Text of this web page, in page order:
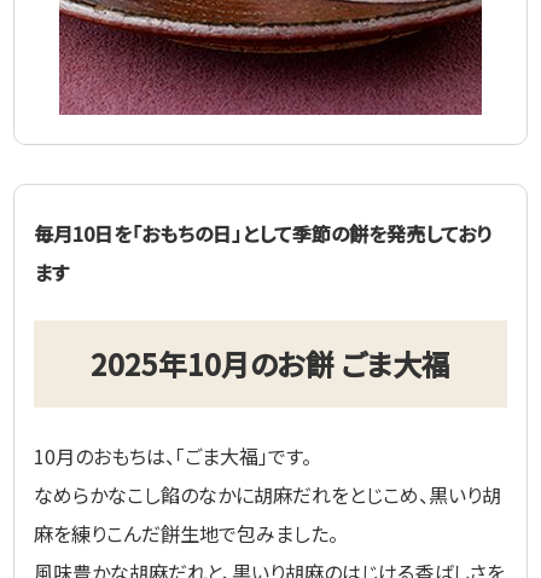
毎月10日を「おもちの日」として季節の餅を発売しており
ます
2025年10月のお餅 ごま大福
10月のおもちは、「ごま大福」です。
なめらかなこし餡のなかに胡麻だれをとじこめ、黒いり胡
麻を練りこんだ餅生地で包みました。
風味豊かな胡麻だれと、黒いり胡麻のはじける香ばしさを